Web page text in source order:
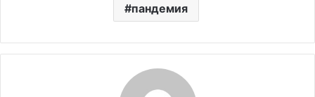
пандемия